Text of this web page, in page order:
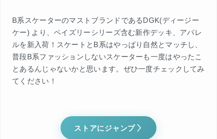
B系スケーターのマストブランドであるDGK(ディージー
ケー) より、ペイズリーシリーズ含む新作デッキ、アパレ
ルを新入荷！スケートとB系はやっぱり自然とマッチし、
普段B系ファッションしないスケーターも一度はやったこ
とあるんじゃないかと思います。ぜひ一度チェックしてみ
てください！
ストアにジャンプ